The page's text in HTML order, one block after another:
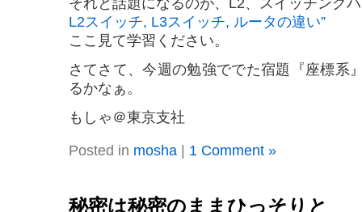
L2スイッチ, L3スイッチ, ルータの違い”
ここ見て学習ください。
さてさて、今週の勉強ででた宿題『座標系
るかなぁ。
もしゃ＠東京支社
Posted in mosha| 1 Comment »
秘密は秘密のままひっそりと